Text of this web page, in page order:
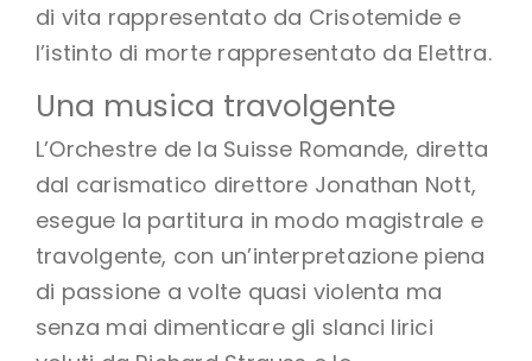
di vita rappresentato da Crisotemide e
l’istinto di morte rappresentato da Elettra.
Una musica travolgente
L’Orchestre de la Suisse Romande, diretta
dal carismatico direttore Jonathan Nott,
esegue la partitura in modo magistrale e
travolgente, con un’interpretazione piena
di passione a volte quasi violenta ma
senza mai dimenticare gli slanci lirici